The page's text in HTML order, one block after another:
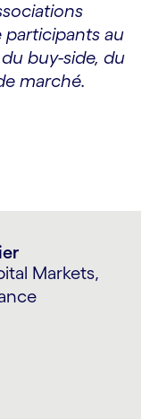
participants au
buy-side, du
marché.
Markets,